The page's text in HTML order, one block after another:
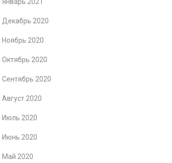
Январь 2021
Декабрь 2020
Ноябрь 2020
Октябрь 2020
Сентябрь 2020
Август 2020
Июль 2020
Июнь 2020
Май 2020